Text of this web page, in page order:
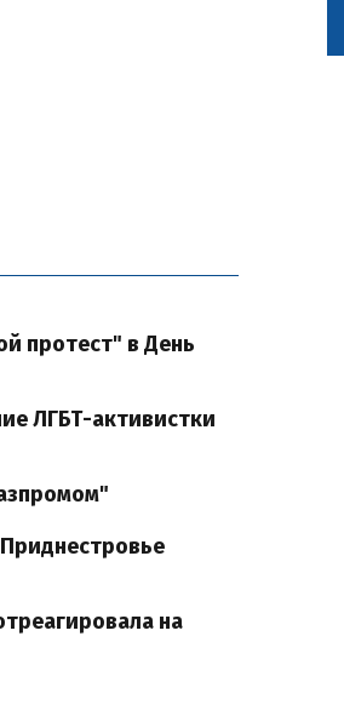
протест" в День
ЛГБТ-активистки
на